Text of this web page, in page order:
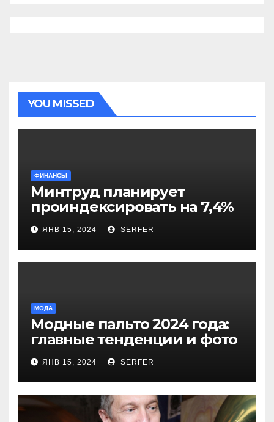
YOU MISSED
ФИНАНСЫ
Минтруд планирует
проиндексировать на 7,4%
более 40 выплат и
компенсаций
ЯНВ 15, 2024 SERFER
МОДА
Модные пальто 2024 года:
главные тенденции и фото
новинок
ЯНВ 15, 2024 SERFER